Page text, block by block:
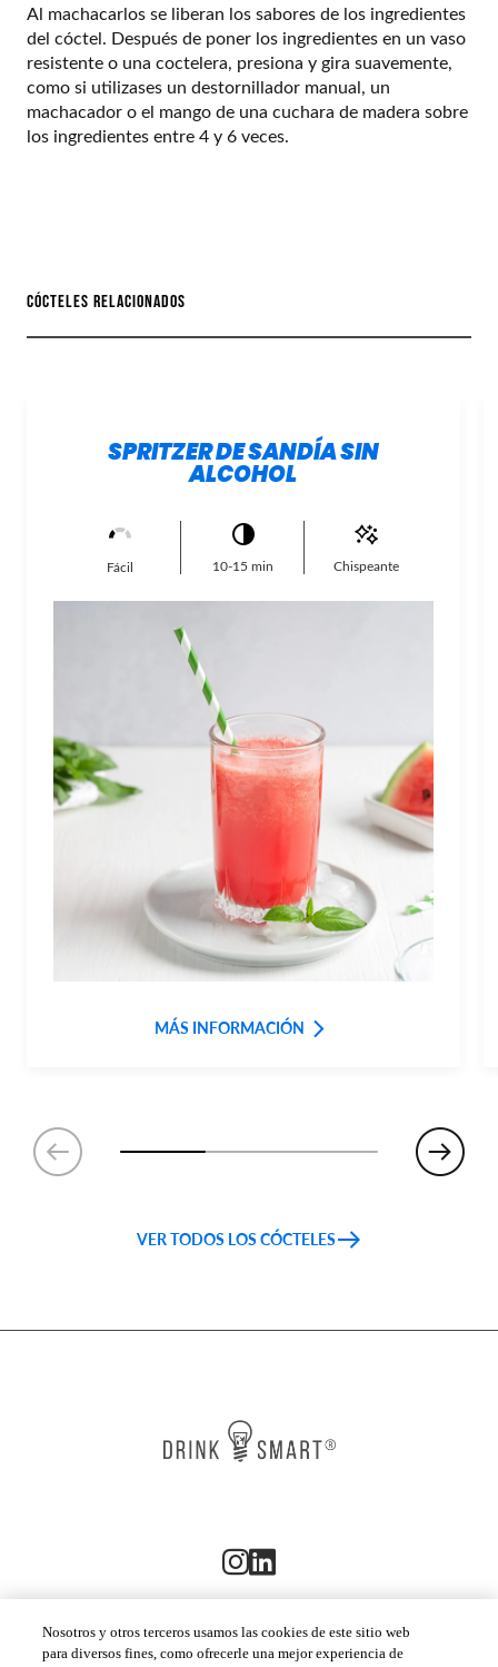
Al machacarlos se liberan los sabores de los ingredientes
del cóctel. Después de poner los ingredientes en un vaso
resistente o una coctelera, presiona y gira suavemente,
como si utilizases un destornillador manual, un
machacador o el mango de una cuchara de madera sobre
los ingredientes entre 4 y 6 veces.
CÓCTELES RELACIONADOS
SPRITZER DE SANDÍA SIN
ALCOHOL
Fácil 10-15 min Chispeante
MÁS INFORMACIÓN
VER TODOS LOS CÓCTELES
Nosotros y otros terceros usamos las cookies de este sitio web
para diversos fines, como ofrecerle una mejor experiencia de